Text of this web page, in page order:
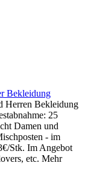
Bekleidung
Herren Bekleidung
25
Damen und
- im
Stk. Im Angebot
etc. Mehr